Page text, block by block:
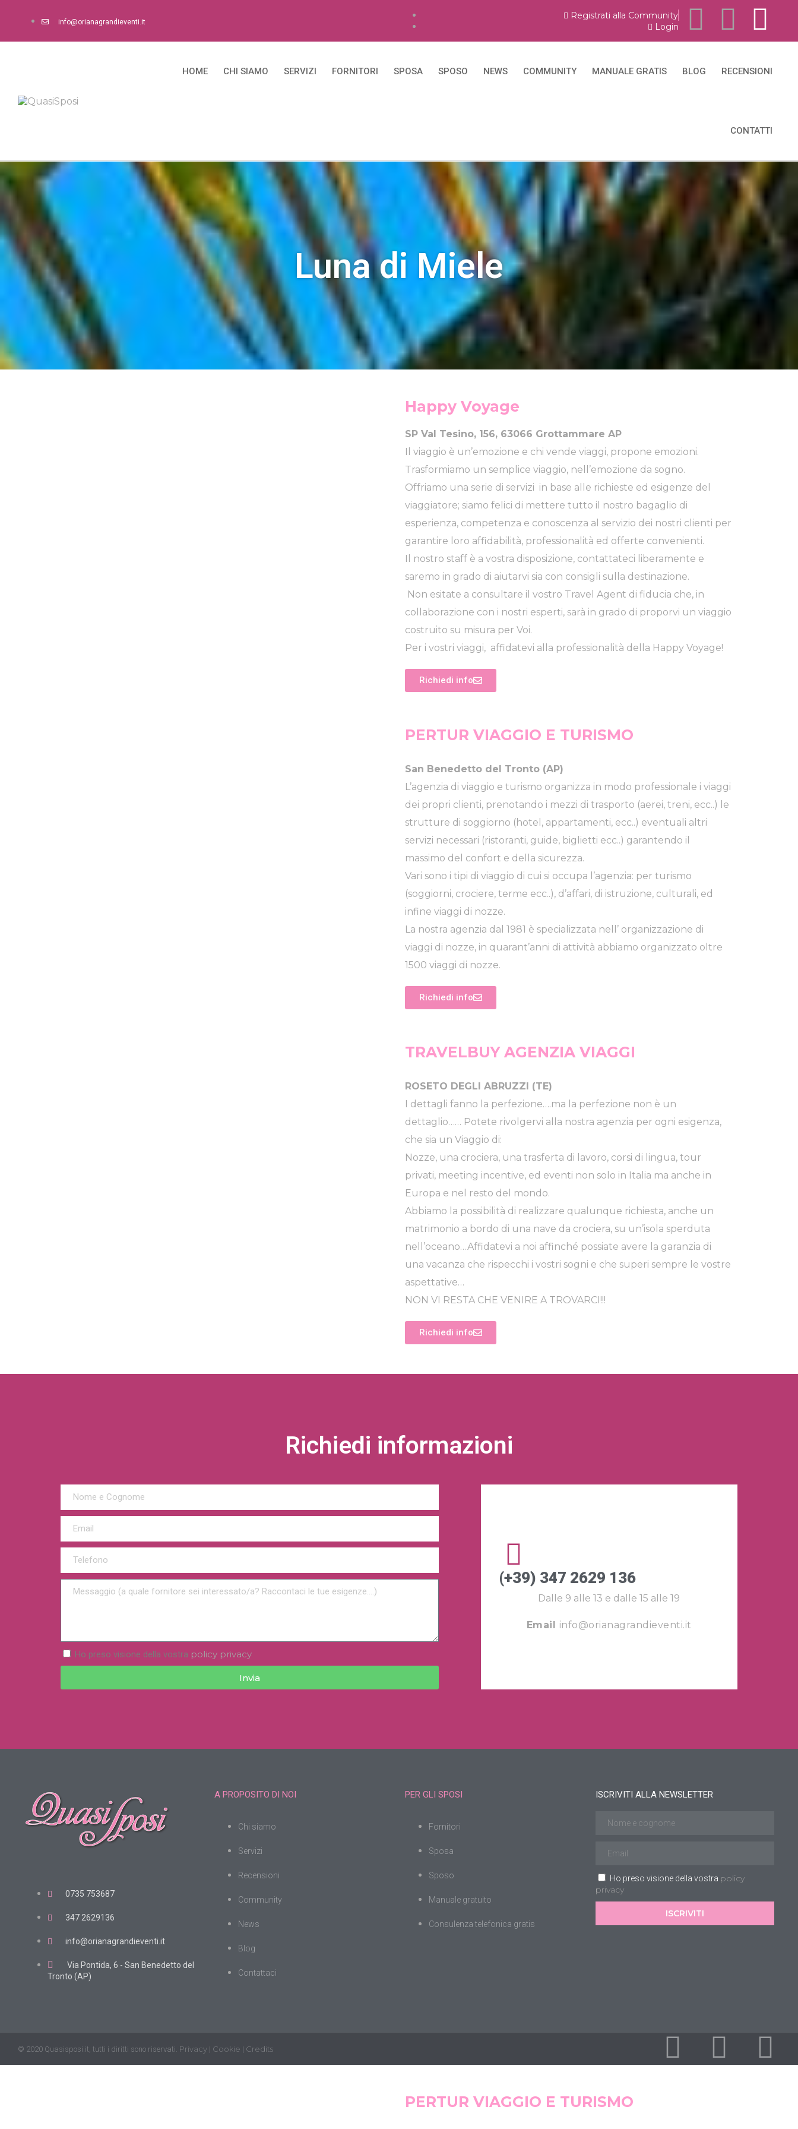
info@orianagrandieventi.it
Registrati alla Community
Login
HOME CHI SIAMO SERVIZI FORNITORI SPOSA SPOSO NEWS COMMUNITY MANUALE GRATIS BLOG RECENSIONI
CONTATTI
Luna di Miele
Happy Voyage
SP Val Tesino, 156, 63066 Grottammare AP
Il viaggio è un’emozione e chi vende viaggi, propone emozioni.
Trasformiamo un semplice viaggio, nell’emozione da sogno.
Offriamo una serie di servizi in base alle richieste ed esigenze del
viaggiatore; siamo felici di mettere tutto il nostro bagaglio di
esperienza, competenza e conoscenza al servizio dei nostri clienti per
garantire loro affidabilità, professionalità ed offerte convenienti.
Il nostro staff è a vostra disposizione, contattateci liberamente e
saremo in grado di aiutarvi sia con consigli sulla destinazione.
Non esitate a consultare il vostro Travel Agent di fiducia che, in
collaborazione con i nostri esperti, sarà in grado di proporvi un viaggio
costruito su misura per Voi.
Per i vostri viaggi, affidatevi alla professionalità della Happy Voyage!
Richiedi info
PERTUR VIAGGIO E TURISMO
San Benedetto del Tronto (AP)
L’agenzia di viaggio e turismo organizza in modo professionale i viaggi
dei propri clienti, prenotando i mezzi di trasporto (aerei, treni, ecc..) le
strutture di soggiorno (hotel, appartamenti, ecc..) eventuali altri
servizi necessari (ristoranti, guide, biglietti ecc..) garantendo il
massimo del confort e della sicurezza.
Vari sono i tipi di viaggio di cui si occupa l’agenzia: per turismo
(soggiorni, crociere, terme ecc..), d’affari, di istruzione, culturali, ed
infine viaggi di nozze.
La nostra agenzia dal 1981 è specializzata nell’ organizzazione di
viaggi di nozze, in quarant’anni di attività abbiamo organizzato oltre
1500 viaggi di nozze.
Richiedi info
TRAVELBUY AGENZIA VIAGGI
ROSETO DEGLI ABRUZZI (TE)
I dettagli fanno la perfezione….ma la perfezione non è un
dettaglio…… Potete rivolgervi alla nostra agenzia per ogni esigenza,
che sia un Viaggio di:
Nozze, una crociera, una trasferta di lavoro, corsi di lingua, tour
privati, meeting incentive, ed eventi non solo in Italia ma anche in
Europa e nel resto del mondo.
Abbiamo la possibilità di realizzare qualunque richiesta, anche un
matrimonio a bordo di una nave da crociera, su un’isola sperduta
nell’oceano…Affidatevi a noi affinché possiate avere la garanzia di
una vacanza che rispecchi i vostri sogni e che superi sempre le vostre
aspettative…
NON VI RESTA CHE VENIRE A TROVARCI!!!
Richiedi info
Richiedi informazioni
Ho preso visione della vostra policy privacy
Invia
(+39) 347 2629 136
Dalle 9 alle 13 e dalle 15 alle 19
Email info@orianagrandieventi.it
0735 753687
347 2629136
info@orianagrandieventi.it
Via Pontida, 6 - San Benedetto del
Tronto (AP)
A PROPOSITO DI NOI
Chi siamo
Servizi
Recensioni
Community
News
Blog
Contattaci
PER GLI SPOSI
Fornitori
Sposa
Sposo
Manuale gratuito
Consulenza telefonica gratis
ISCRIVITI ALLA NEWSLETTER
Ho preso visione della vostra policy
privacy
ISCRIVITI
© 2020 Quasisposi.it, tutti i diritti sono riservati. Privacy | Cookie | Credits
PERTUR VIAGGIO E TURISMO